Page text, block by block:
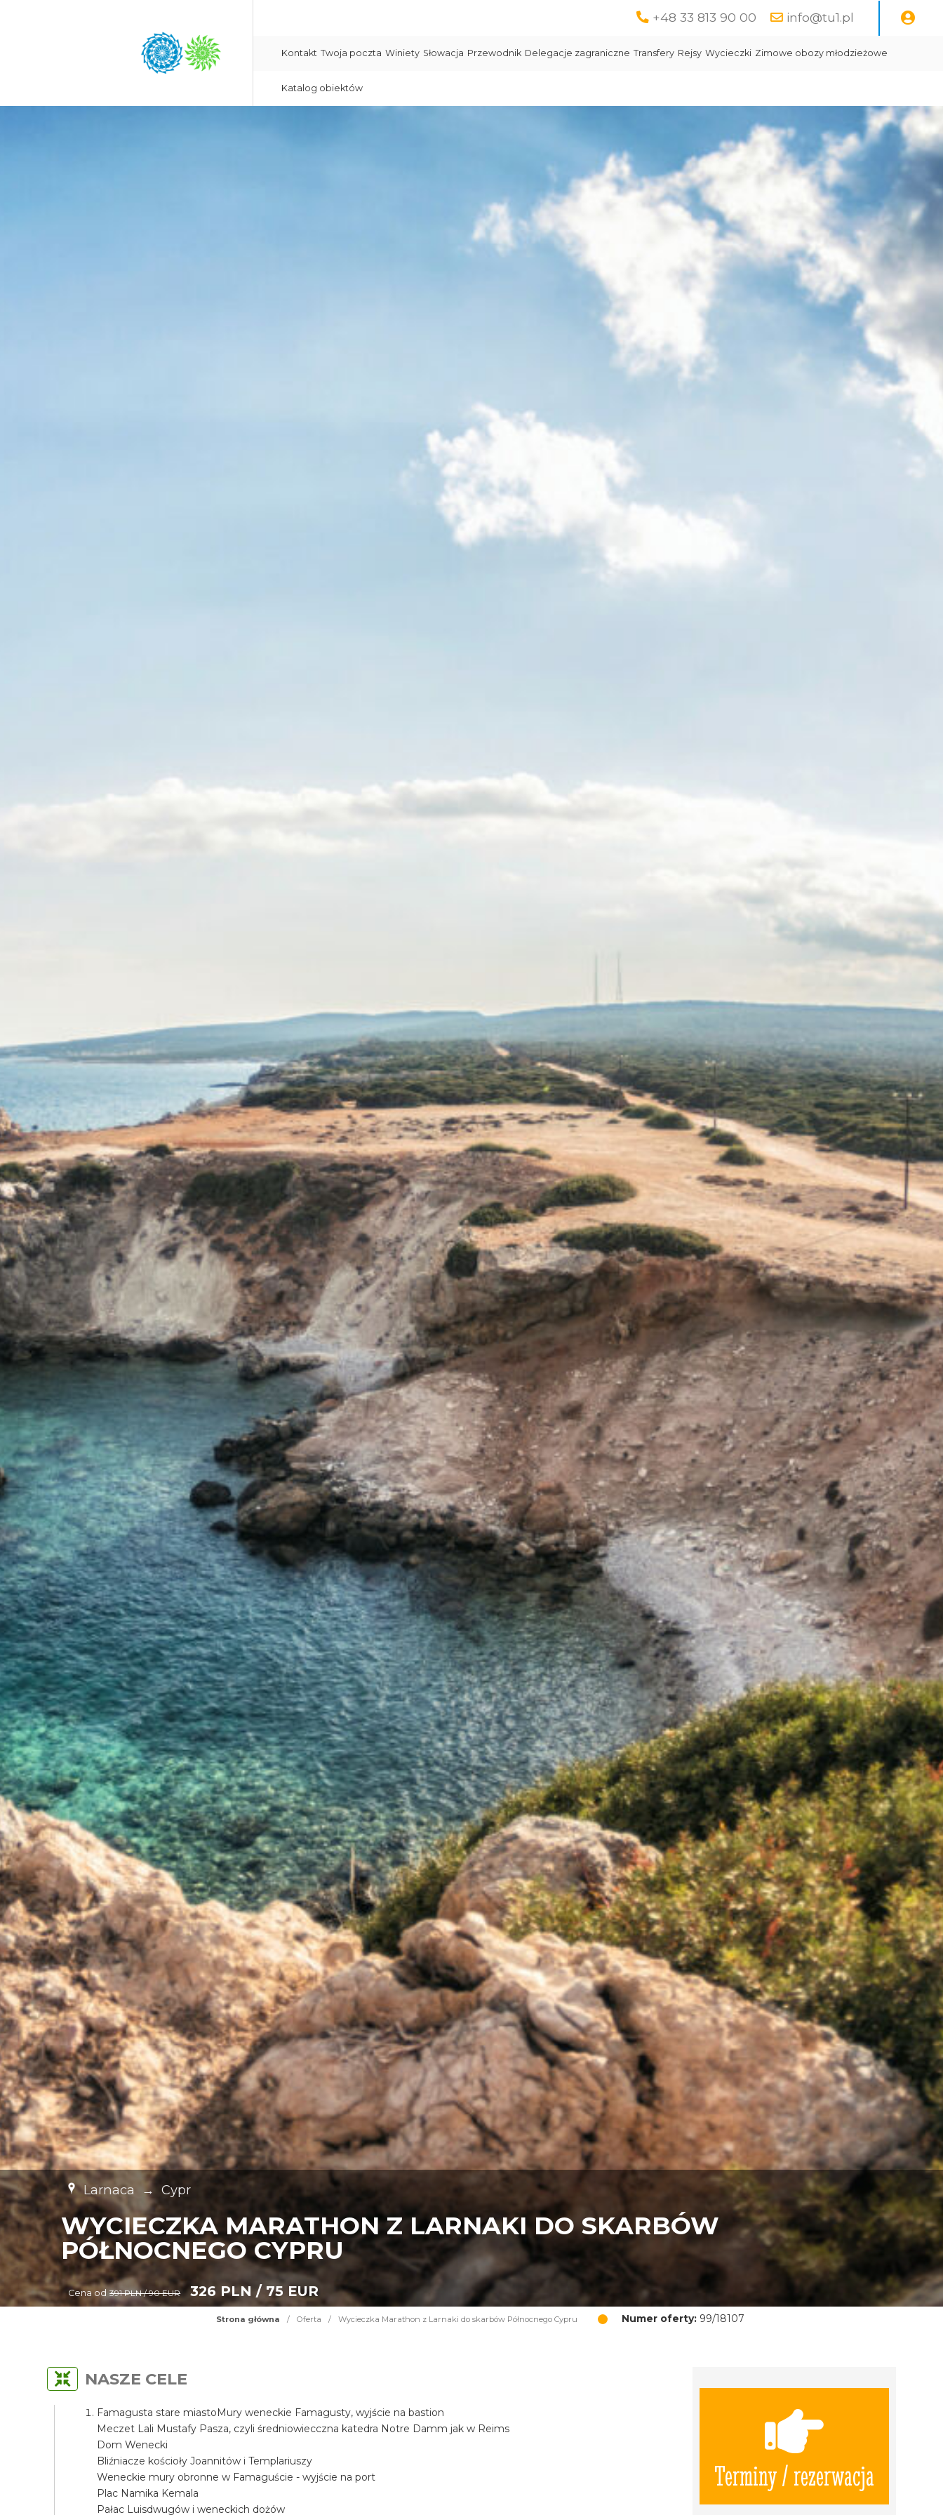
+48 33 813 90 00 info@tu1.pl
Kontakt Twoja poczta Winiety Słowacja Przewodnik Delegacje zagraniczne Transfery Rejsy Wycieczki Zimowe obozy młodzieżowe
Katalog obiektów
Larnaca → Cypr
WYCIECZKA MARATHON Z LARNAKI DO SKARBÓW
PÓŁNOCNEGO CYPRU
Cena od 391 PLN / 90 EUR 326 PLN / 75 EUR
Strona główna / Oferta / Wycieczka Marathon z Larnaki do skarbów Północnego Cypru Numer oferty: 99/18107
Terminy / rezerwacja
NASZE CELE
Famagusta stare miastoMury weneckie Famagusty, wyjście na bastion
Meczet Lali Mustafy Pasza, czyli średniowiecczna katedra Notre Damm jak w Reims
Dom Wenecki
Bliźniacze kościoły Joannitów i Templariuszy
Weneckie mury obronne w Famaguście - wyjście na port
Plac Namika Kemala
Pałac Luisdwugów i weneckich dożów